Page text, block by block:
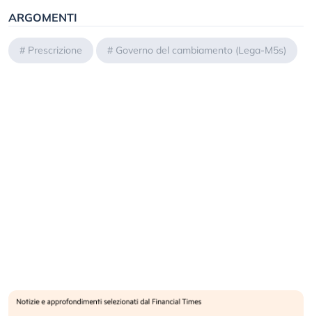
ARGOMENTI
# Prescrizione # Governo del cambiamento (Lega-M5s)